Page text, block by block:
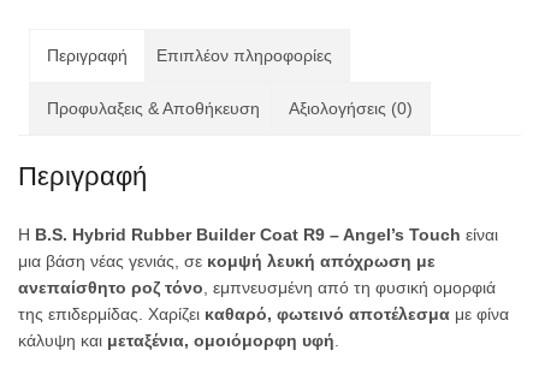
ποσότητα
Περιγραφή Επιπλέον πληροφορίες
Προφυλαξεις & Αποθήκευση Αξιολογήσεις (0)
Περιγραφή
Η B.S. Hybrid Rubber Builder Coat R9 – Angel’s Touch είναι
μια βάση νέας γενιάς, σε κομψή λευκή απόχρωση με
ανεπαίσθητο ροζ τόνο, εμπνευσμένη από τη φυσική ομορφιά
της επιδερμίδας. Χαρίζει καθαρό, φωτεινό αποτέλεσμα με φίνα
κάλυψη και μεταξένια, ομοιόμορφη υφή.